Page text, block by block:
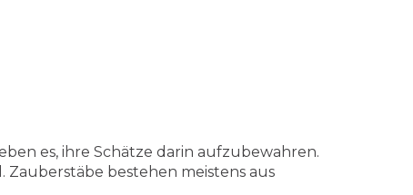
es, ihre Schätze darin aufzubewahren.
bestehen meistens aus